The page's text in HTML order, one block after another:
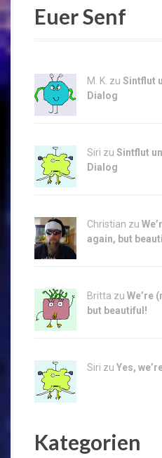
Euer Senf
M. K. zu Sintflut
Dialog
Siri zu Sintflut
Dialog
Christian zu
again, but
Britta zu We’re
but beautiful!
Siri zu Yes,
Kategorien